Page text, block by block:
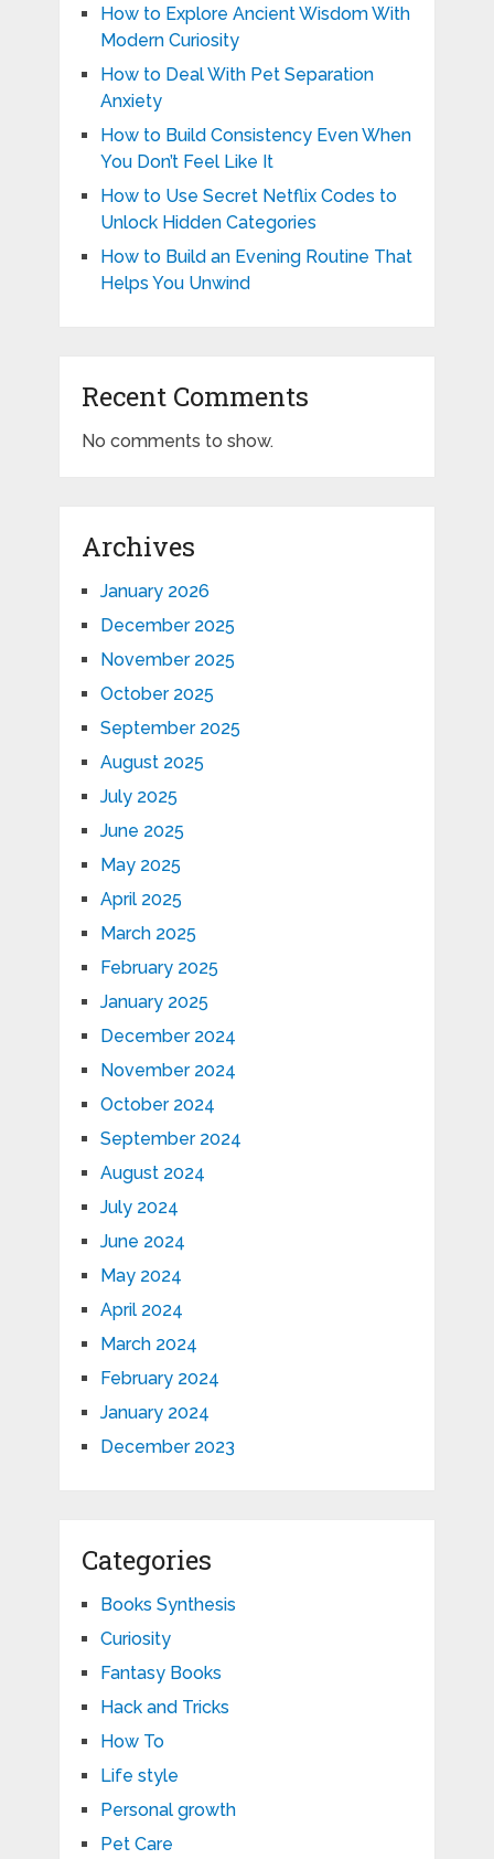
How to Explore Ancient Wisdom With
Modern Curiosity
How to Deal With Pet Separation
Anxiety
How to Build Consistency Even When
You Don’t Feel Like It
How to Use Secret Netflix Codes to
Unlock Hidden Categories
How to Build an Evening Routine That
Helps You Unwind
Recent Comments
No comments to show.
Archives
January 2026
December 2025
November 2025
October 2025
September 2025
August 2025
July 2025
June 2025
May 2025
April 2025
March 2025
February 2025
January 2025
December 2024
November 2024
October 2024
September 2024
August 2024
July 2024
June 2024
May 2024
April 2024
March 2024
February 2024
January 2024
December 2023
Categories
Books Synthesis
Curiosity
Fantasy Books
Hack and Tricks
How To
Life style
Personal growth
Pet Care